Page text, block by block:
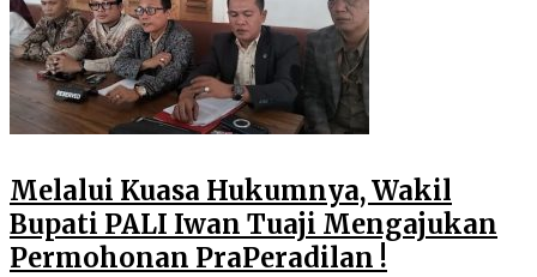
Melalui Kuasa Hukumnya, Wakil
Bupati PALI Iwan Tuaji Mengajukan
Permohonan PraPeradilan !